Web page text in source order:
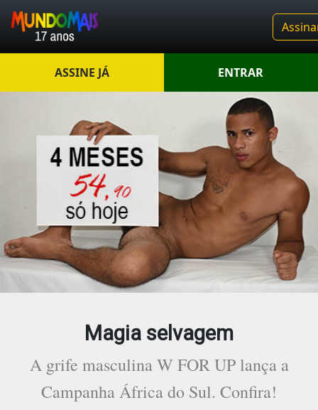
ASSINE JÁ ENTRAR
Magia selvagem
A grife masculina W FOR UP lança a
Campanha África do Sul. Confira!